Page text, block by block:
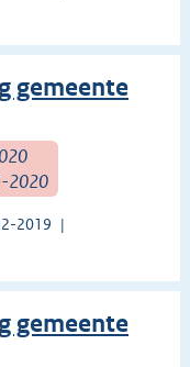
gemeente
2020
2019
gemeente